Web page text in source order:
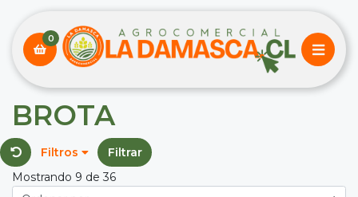
0
BROTA
Filtros
Filtrar
Mostrando 9 de 36